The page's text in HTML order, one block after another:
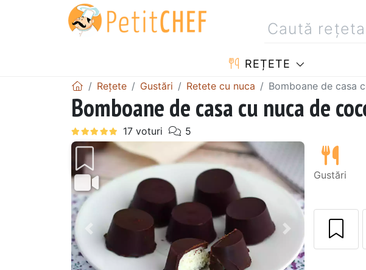
REȚETE
Rețete Gustări Retete cu nuca Bomboane de casa
Bomboane de casa cu nuca de
Precedentul Următorul
Gustări